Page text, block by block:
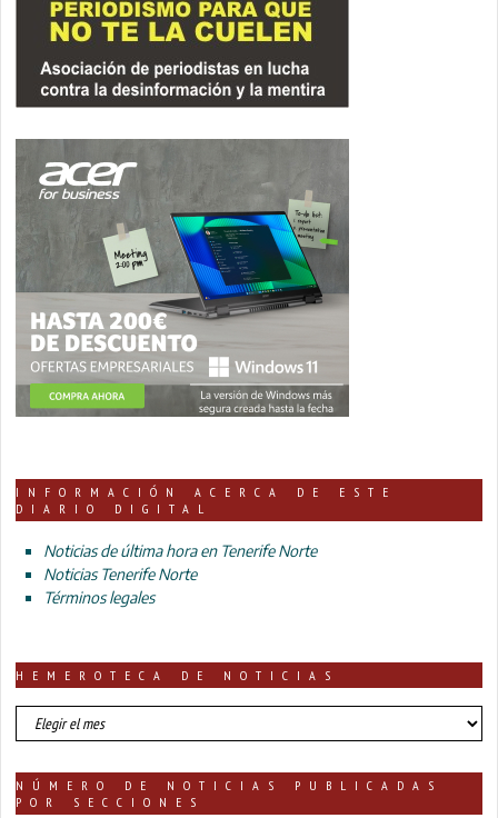
INFORMACIÓN ACERCA DE ESTE
DIARIO DIGITAL
Noticias de última hora en Tenerife Norte
Noticias Tenerife Norte
Términos legales
HEMEROTECA DE NOTICIAS
HEMEROTECA
DE
NÚMERO DE NOTICIAS PUBLICADAS
POR SECCIONES